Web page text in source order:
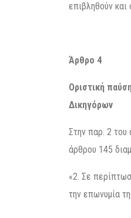
επιβληθούν και
Άρθρο 4
Οριστική
Δικηγόρων
Στην παρ. 2 του
άρθρου 145
«2. Σε
την επωνυμία